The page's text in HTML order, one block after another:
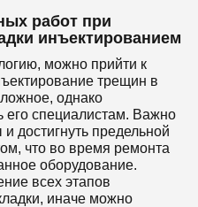
работ при
инъектированием
можно прийти к
трещин в
однако
его специалистам. Важно
достигнуть предельной
что во время ремонта
оборудование.
всех этапов
иначе можно